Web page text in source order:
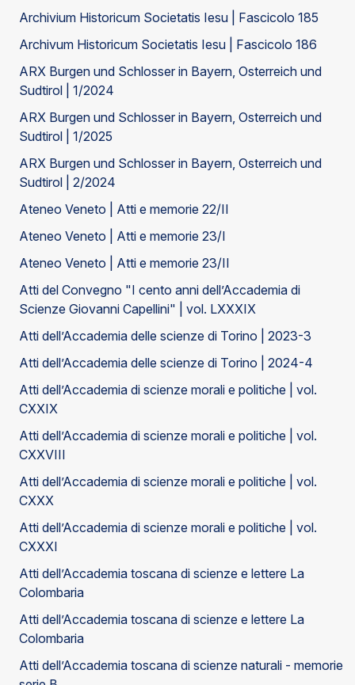
Archivium Historicum Societatis Iesu | Fascicolo 185
Archivum Historicum Societatis Iesu | Fascicolo 186
ARX Burgen und Schlosser in Bayern, Osterreich und
Sudtirol | 1/2024
ARX Burgen und Schlosser in Bayern, Osterreich und
Sudtirol | 1/2025
ARX Burgen und Schlosser in Bayern, Osterreich und
Sudtirol | 2/2024
Ateneo Veneto | Atti e memorie 22/II
Ateneo Veneto | Atti e memorie 23/I
Ateneo Veneto | Atti e memorie 23/II
Atti del Convegno "I cento anni dell’Accademia di
Scienze Giovanni Capellini" | vol. LXXXIX
Atti dell’Accademia delle scienze di Torino | 2023-3
Atti dell’Accademia delle scienze di Torino | 2024-4
Atti dell’Accademia di scienze morali e politiche | vol.
CXXIX
Atti dell’Accademia di scienze morali e politiche | vol.
CXXVIII
Atti dell’Accademia di scienze morali e politiche | vol.
CXXX
Atti dell’Accademia di scienze morali e politiche | vol.
CXXXI
Atti dell’Accademia toscana di scienze e lettere La
Colombaria
Atti dell’Accademia toscana di scienze e lettere La
Colombaria
Atti dell’Accademia toscana di scienze naturali - memorie